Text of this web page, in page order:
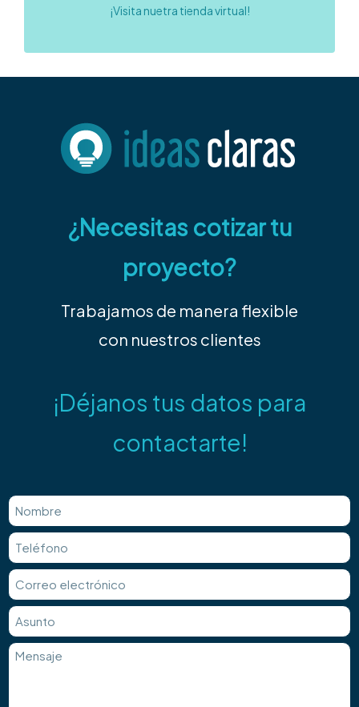
¡Visita nuetra tienda virtual!
¿Necesitas cotizar tu
proyecto?
Trabajamos de manera flexible
con nuestros clientes
¡Déjanos tus datos para
contactarte!